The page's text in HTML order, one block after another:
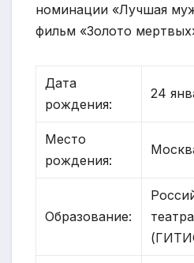
номинации «Лучшая
фильм «Золото
Дата
рождения:
24
Место
рождения:
Образование: